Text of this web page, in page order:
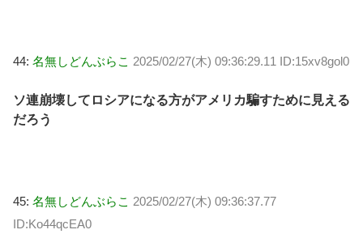
44: 名無しどんぶらこ 2025/02/27(木) 09:36:29.11 ID:15xv8gol0
ソ連崩壊してロシアになる方がアメリカ騙すために見える
だろう
45: 名無しどんぶらこ 2025/02/27(木) 09:36:37.77
ID:Ko44qcEA0